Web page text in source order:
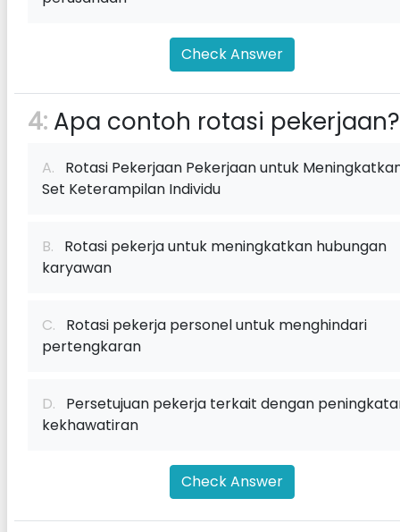
Check Answer
4: Apa contoh rotasi pekerjaan?
A. Rotasi Pekerjaan Pekerjaan untuk
Set Keterampilan Individu
B. Rotasi pekerja untuk meningkatkan hubungan
karyawan
C. Rotasi pekerja personel untuk menghindari
pertengkaran
D. Persetujuan pekerja terkait dengan
kekhawatiran
Check Answer